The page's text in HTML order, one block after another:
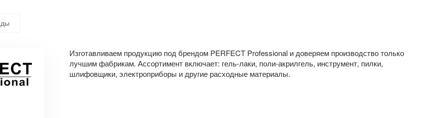
Изготавливаем продукцию под брендом PERFECT Professional и доверяем производство только
лучшим фабрикам. Ассортимент включает: гель-лаки, поли-акрилгель, инструмент, пилки,
шлифовщики, электроприборы и другие расходные материалы.